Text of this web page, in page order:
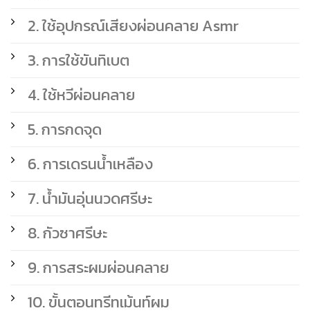
2. ใช้อุปกรณ์เสียงผ่อนคลาย Asmr
3. การใช้ขันทิเบต
4. ใช้หวีผ่อนคลาย
5. การกดจุด
6. การเดรนน้ำเหลือง
7. น้ำมันอุ่นนวดศรีษะ
8. กัวซาศรีษะ
9. การสระผมผ่อนคลาย
10. ขั้นตอนทรีทเม้นท์ผม